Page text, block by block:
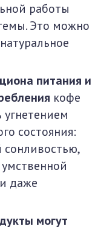
работы
Это можно
питания и
кофе
состояния:
даже
могут